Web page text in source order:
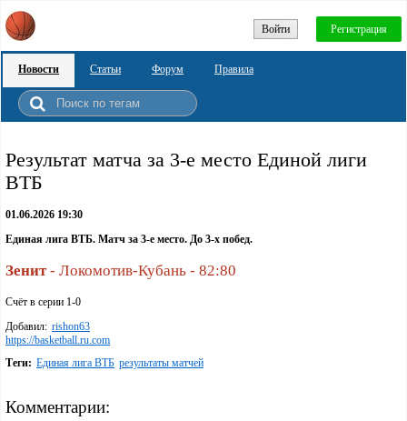
Войти Регистрация
Новости Статьи Форум Правила
Результат матча за 3-е место Единой лиги
ВТБ
01.06.2026 19:30
Единая лига ВТБ. Матч за 3-е место. До 3-х побед.
Зенит- Локомотив-Кубань - 82:80
Счёт в серии 1-0
Добавил: rishon63
https://basketball.ru.com
Теги: Единая лига ВТБ результаты матчей
Комментарии: